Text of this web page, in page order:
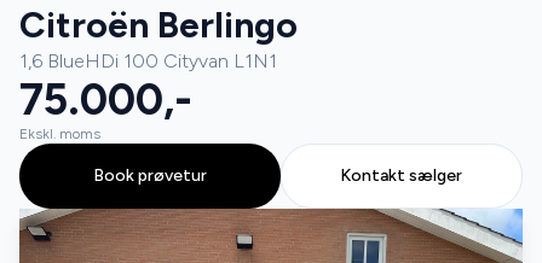
Citroën Berlingo
1,6 BlueHDi 100 Cityvan L1N1
75.000,-
Ekskl. moms
Book prøvetur Kontakt sælger